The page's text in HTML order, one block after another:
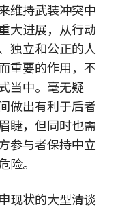
维持武装冲突中
大进展，从行动
独立和公正的人
重要的作用，不
当中。毫无疑
做出有利于后者
睫，但同时也需
参与者保持中立
险。
现状的大型清谈